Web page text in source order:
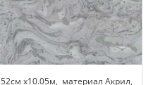
52см x10.05м, материал Акрил,